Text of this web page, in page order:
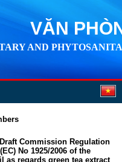
VĂN
AND
Commission Regulation
No 1925/2006 of the
as regards green tea extract